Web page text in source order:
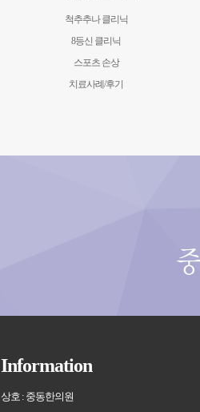
척추추나 클리닉
8등신 클리닉
스포츠 손상
치료사례/후기
Information
상호 : 중동한의원